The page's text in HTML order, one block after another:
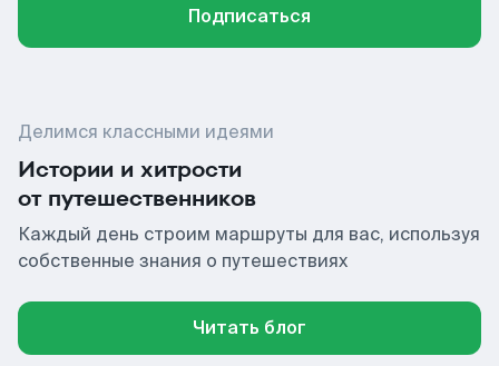
Подписаться
Делимся классными идеями
Истории и хитрости
от путешественников
Каждый день строим маршруты для вас, используя
собственные знания о путешествиях
Читать блог